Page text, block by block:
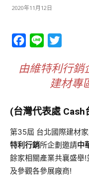
2020年11月12日
Facebook
Line
由維特利行銷
建材專
(台灣代表處 Cash
第35屆 台北國際建材
特利行銷所企劃邀請中
餘家相關產業共襄盛舉!
及參觀各參展廠商!